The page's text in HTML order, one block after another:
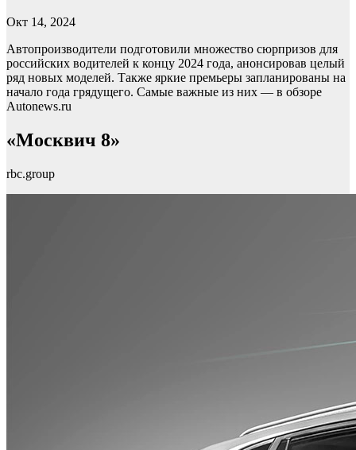
Окт 14, 2024
Автопроизводители подготовили множество сюрпризов для
российских водителей к концу 2024 года, анонсировав целый
ряд новых моделей. Также яркие премьеры запланированы на
начало года грядущего. Самые важные из них — в обзоре
Autonews.ru
«Москвич 8»
rbc.group